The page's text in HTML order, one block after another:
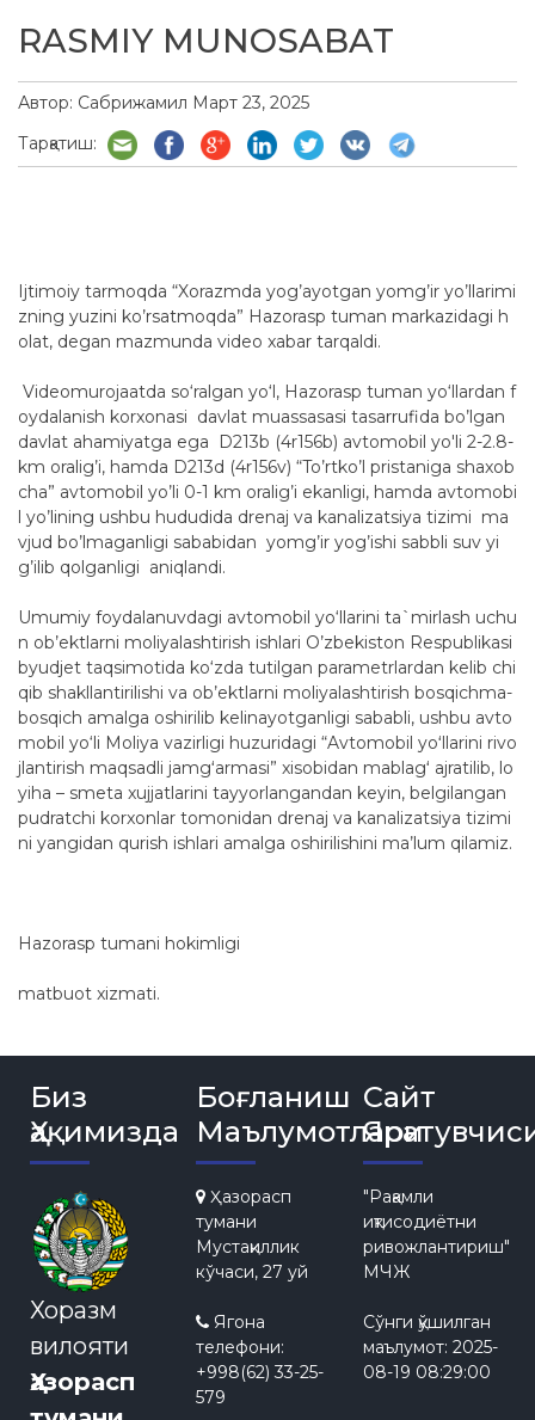
RASMIY MUNOSABAT
Автор: Сабрижамил Март 23, 2025
Тарқатиш:
Ijtimoiy tarmoqda “Xorazmda yog’ayotgan yomg’ir yo’llarimi
zning yuzini ko’rsatmoqda” Hazorasp tuman markazidagi h
olat, degan mazmunda video xabar tarqaldi.
Videomurojaatda so‘ralgan yo‘l, Hazorasp tuman yo‘llardan f
oydalanish korxonasi davlat muassasasi tasarrufida bo’lgan
davlat ahamiyatga ega D213b (4r156b) avtomobil yo'li 2-2.8-
km oralig’i, hamda D213d (4r156v) “To’rtko’l pristaniga shaxob
cha” avtomobil yo’li 0-1 km oralig’i ekanligi, hamda avtomobi
l yo’lining ushbu hududida drenaj va kanalizatsiya tizimi ma
vjud bo’lmaganligi sababidan yomg’ir yog’ishi sabbli suv yi
g’ilib qolganligi aniqlandi.
Umumiy foydalanuvdagi avtomobil yo‘llarini ta`mirlash uchu
n ob’ektlarni moliyalashtirish ishlari O’zbekiston Respublikasi
byudjet taqsimotida ko‘zda tutilgan parametrlardan kelib chi
qib shakllantirilishi va ob’ektlarni moliyalashtirish bosqichma-
bosqich amalga oshirilib kelinayotganligi sababli, ushbu avto
mobil yo‘li Moliya vazirligi huzuridagi “Avtomobil yoʻllarini rivo
jlantirish maqsadli jamgʻarmasi” xisobidan mablagʻ ajratilib, lo
yiha – smeta xujjatlarini tayyorlangandan keyin, belgilangan
pudratchi korxonlar tomonidan drenaj va kanalizatsiya tizimi
ni yangidan qurish ishlari amalga oshirilishini ma’lum qilamiz.
Hazorasp tumani hokimligi
matbuot xizmati.
Биз
Ҳақимизда
Хоразм
вилояти
Ҳазорасп
Боғланиш
Маълумотлари
Ҳазорасп
тумани
Мустақиллик
кўчаси, 27 уй
Ягона
телефони:
+998(62) 33-25-
579
Сайт
"Рақамли
иқтисодиётни
ривожлантириш"
МЧЖ
Сўнги қўшилган
маълумот: 2025-
08-19 08:29:00